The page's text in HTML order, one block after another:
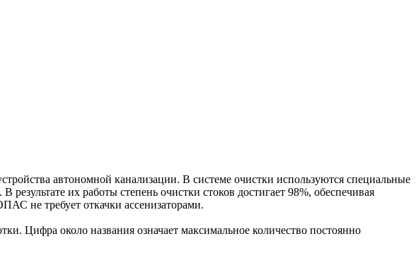
автономной канализации. В системе очистки используются специальные
их работы степень очистки стоков достигает 98%, обеспечивая
не требует откачки ассенизаторами.
Цифра около названия означает максимальное количество постоянно